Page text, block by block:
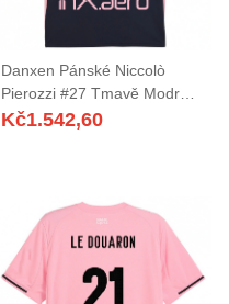
Danxen Pánské Niccolò
Pierozzi #27 Tmavě Modrá
Růžová Daleko Hráčské
Kč1.542,60